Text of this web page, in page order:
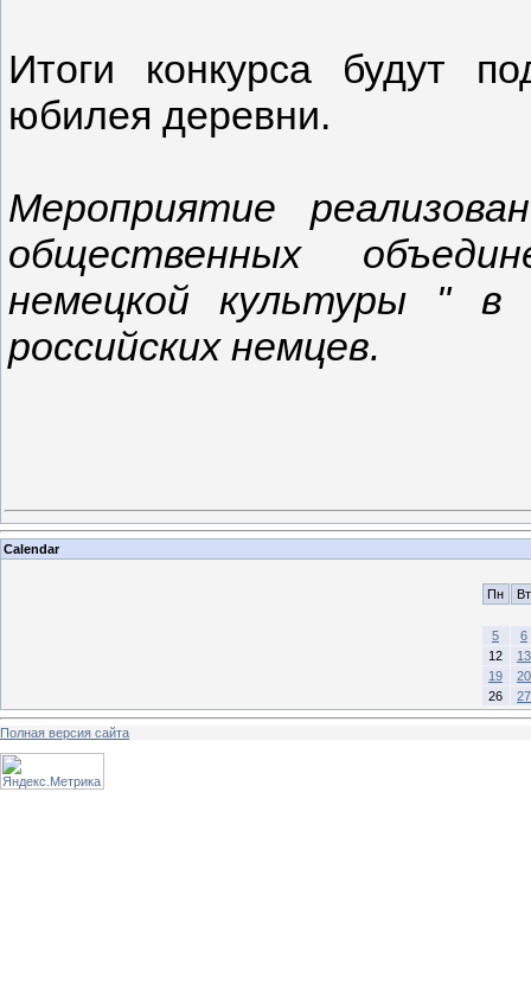
Итоги конкурса будут
юбилея деревни.
Мероприятие
общественных
немецкой культуры " в
российских немцев.
Calendar
Пн Вт
5
6
12
13
19
20
26
27
Полная версия сайта